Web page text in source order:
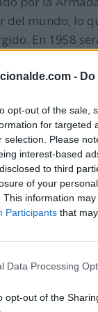
-
opt-out of the sale,
for targeted
selection. Please
interest-based
to third
of your
This information
Participants that
Data Processing
opt-out of the
mundo, lo
En 1958
Norte.
del ejército
centenar de
Tolkien, en
bombilla, que